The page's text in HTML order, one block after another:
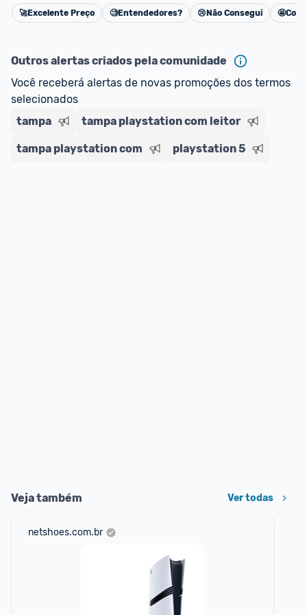
*Atualizado em Agosto/2024 Cancelar
🚀Excelente Preço 🧐Entendedores? 😢 Não Consegui 🤩
Outros alertas criados pela comunidade
Você receberá alertas de novas promoções dos termos
selecionados
tampa
tampa playstation com leitor
tampa playstation com playstation 5
Veja também Ver todas
netshoes.com.br